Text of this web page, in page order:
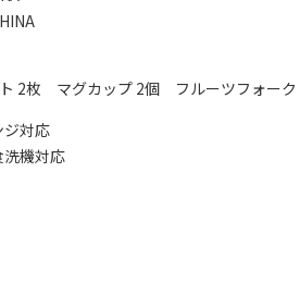
ト 2枚 マグカップ 2個 フルーツフォーク
ジ対応
洗機対応